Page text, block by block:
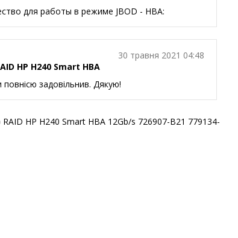
для работы в режиме JBOD - HBA:
30 травня 2021 04:48
HP H240 Smart HBA
задовільнив. Дякую!
HP H240 Smart HBA 12Gb/s 726907-B21 779134-